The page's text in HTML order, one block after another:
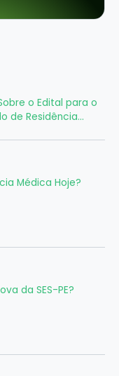
o Edital para o
de Residência
Médica Hoje?
da SES-PE?